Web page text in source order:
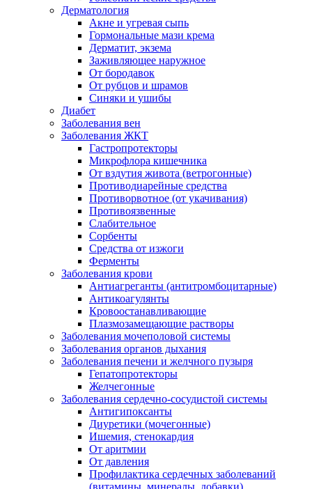
Дерматология
Акне и угревая сыпь
Гормональные мази крема
Дерматит, экзема
Заживляющее наружное
От бородавок
От рубцов и шрамов
Синяки и ушибы
Диабет
Заболевания вен
Заболевания ЖКТ
Гастропротекторы
Микрофлора кишечника
От вздутия живота (ветрогонные)
Противодиарейные средства
Противорвотное (от укачивания)
Противоязвенные
Слабительное
Сорбенты
Средства от изжоги
Ферменты
Заболевания крови
Антиагреганты (антитромбоцитарные)
Антикоагулянты
Кровоостанавливающие
Плазмозамещающие растворы
Заболевания мочеполовой системы
Заболевания органов дыхания
Заболевания печени и желчного пузыря
Гепатопротекторы
Желчегонные
Заболевания сердечно-сосудистой системы
Антигипоксанты
Диуретики (мочегонные)
Ишемия, стенокардия
От аритмии
От давления
Профилактика сердечных заболеваний
(витамины, минералы, добавки)